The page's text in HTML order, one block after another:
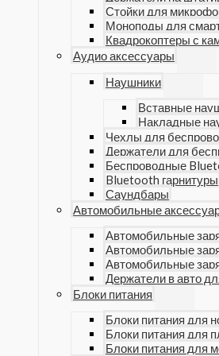
Стойки для
Моноподы для
Квадрокоптеры с
Аудио аксессуары
Наушники
Вставные
Накладные
Чехлы для
Держатели для
Беспроводные
Bluetooth гарнитуры
Саундбары
Автомобильные
Автомобильные
Автомобильные
Автомобильные
Держатели в авто
Блоки питания
Блоки питания для
Блоки питания для
Блоки питания для